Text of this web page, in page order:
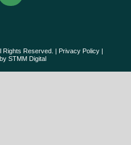
Rights Reserved. | Privacy Policy|
STMM Digital